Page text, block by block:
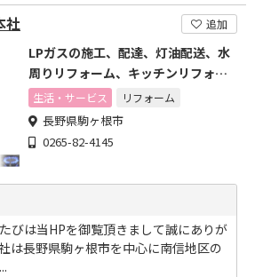
社 追加
LPガスの施工、配達、灯油配送、水
周りリフォーム、キッチンリフォー
ム、業務用キッチン
生活・サービス リフォーム
長野県駒ヶ根市
0265-82-4145
びは当HPを御覧頂きまして誠にありが
は長野県駒ヶ根市を中心に南信地区の